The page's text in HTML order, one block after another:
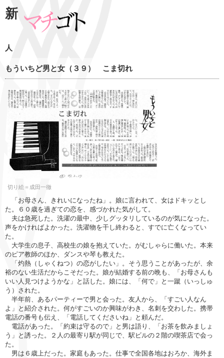
新
人
もういちど男と女（３９） こま切れ
切り絵＝成田一徹
「お母さん、きれいになったね」。娘に言われて、女はドキッとし
た。６０歳を過ぎての恋を、感づかれた気がして。
夫は急死した。洗濯の最中、少しグッタリしているのが気になった。
声をかければよかった。洗濯物を干し終わると、すでに亡くなってい
た。
大学生の息子、高校生の娘を抱えていた。がむしゃらに働いた。本来
のピア教師のほか、ダンスや琴も教えた。
「灼熱（しゃくねつ）の恋がしたい」。そう思うことがあったが、余
裕のない生活だからこそだった。娘が結婚する前の晩も、「お母さんも
いい人見つけようかな」と話した。娘には、「何で」と一蹴（いっしゅ
う）された。
半年前、あるパーティーで男と会った。友人から、「すごい人なん
よ」と紹介された。何がすごいのか興味がわき、名刺を交わした。携帯
電話の番号も伝え、「電話してくださいね」と頼んだ。
電話があった。「約束は守るので」と男は語り、「お茶を飲みましょ
う」と誘った。２人の最寄り駅が同じで、駅ビルの２階の喫茶店で会っ
た。
男は６歳上だった。家庭もあった。仕事で全国各地はおろか、海外ま